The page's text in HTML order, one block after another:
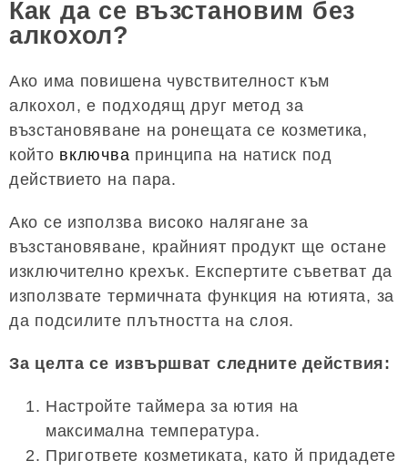
Как да се възстановим без
алкохол?
Ако има повишена чувствителност към
алкохол, е подходящ друг метод за
възстановяване на ронещата се козметика,
който включва принципа на натиск под
действието на пара.
Ако се използва високо налягане за
възстановяване, крайният продукт ще остане
изключително крехък. Експертите съветват да
използвате термичната функция на ютията, за
да подсилите плътността на слоя.
За целта се извършват следните действия:
Настройте таймера за ютия на
максимална температура.
Пригответе козметиката, като й придадете